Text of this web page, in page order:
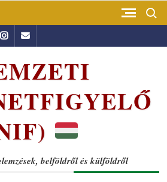
Instagram
Email
belföldről és külföldről